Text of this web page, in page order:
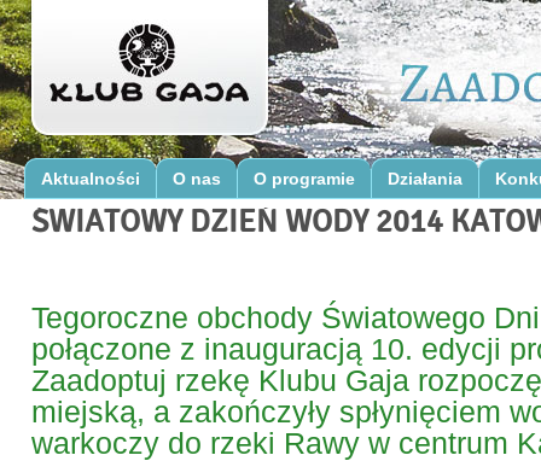
Aktualności O nas O programie Działania
ŚWIATOWY DZIEŃ WODY 2014
Tegoroczne obchody Światowego
połączone z inauguracją 10. edycji
Zaadoptuj rzekę Klubu Gaja
miejską, a zakończyły spłynięciem
warkoczy do rzeki Rawy w centrum